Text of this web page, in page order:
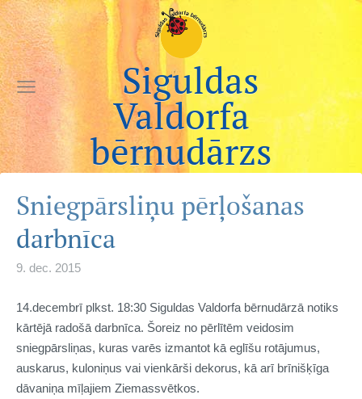
Siguldas
Valdorfa
bērnudārzs
Sniegpārsliņu pērļošanas
darbnīca
9. dec. 2015
14.decembrī plkst. 18:30 Siguldas Valdorfa bērnudārzā notiks
kārtējā radošā darbnīca. Šoreiz no pērlītēm veidosim
sniegpārsliņas, kuras varēs izmantot kā eglīšu rotājumus,
auskarus, kuloniņus vai vienkārši dekorus, kā arī brīnišķīga
dāvaniņa mīļajiem Ziemassvētkos.